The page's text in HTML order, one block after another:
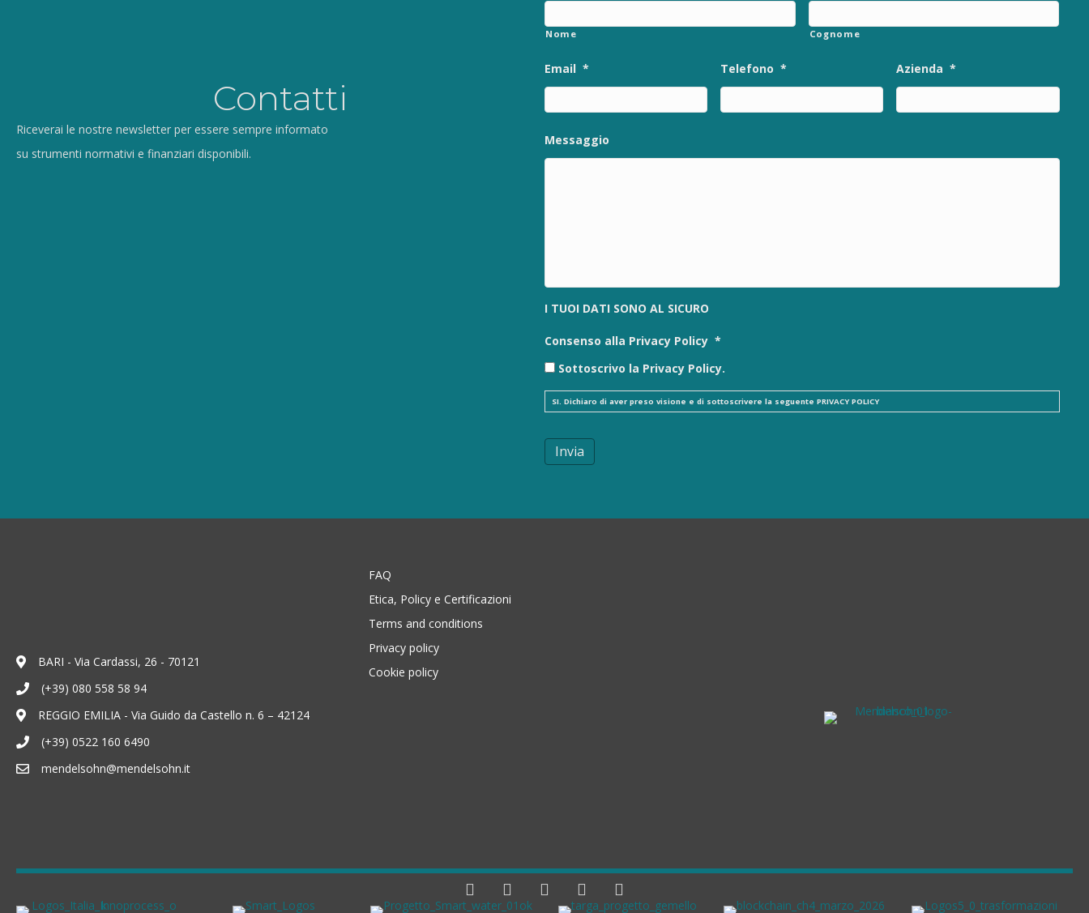
Contatti
Riceverai le nostre newsletter per essere sempre informato
su strumenti normativi e finanziari disponibili.
Nome Cognome
Email * Telefono * Azienda *
Messaggio
I TUOI DATI SONO AL SICURO
Consenso alla Privacy Policy *
Sottoscrivo la Privacy Policy.
SI. Dichiaro di aver preso visione e di sottoscrivere la seguente PRIVACY POLICY
Invia
BARI - Via Cardassi, 26 - 70121
(+39) 080 558 58 94
REGGIO EMILIA - Via Guido da Castello n. 6 – 42124
(+39) 0522 160 6490
mendelsohn@mendelsohn.it
FAQ
Etica, Policy e Certificazioni
Terms and conditions
Privacy policy
Cookie policy